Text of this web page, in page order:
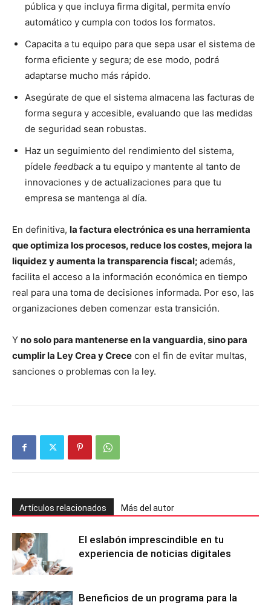
pública y que incluya firma digital, permita envío
automático y cumpla con todos los formatos.
Capacita a tu equipo para que sepa usar el sistema de
forma eficiente y segura; de ese modo, podrá
adaptarse mucho más rápido.
Asegúrate de que el sistema almacena las facturas de
forma segura y accesible, evaluando que las medidas
de seguridad sean robustas.
Haz un seguimiento del rendimiento del sistema,
pídele feedback a tu equipo y mantente al tanto de
innovaciones y de actualizaciones para que tu
empresa se mantenga al día.
En definitiva, la factura electrónica es una herramienta
que optimiza los procesos, reduce los costes, mejora la
liquidez y aumenta la transparencia fiscal; además,
facilita el acceso a la información económica en tiempo
real para una toma de decisiones informada. Por eso, las
organizaciones deben comenzar esta transición.
Y no solo para mantenerse en la vanguardia, sino para
cumplir la Ley Crea y Crece con el fin de evitar multas,
sanciones o problemas con la ley.
Artículos relacionados Más del autor
El eslabón imprescindible en tu
experiencia de noticias digitales
Beneficios de un programa para la